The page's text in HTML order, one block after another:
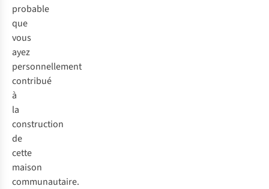
probable
que
vous
ayez
personnellement
contribué
à
la
construction
de
cette
maison
communautaire.